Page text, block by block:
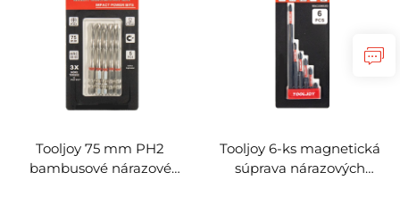
oceľ S2 pre montáž
suchých stien
Tooljoy 75 mm PH2
bambusové nárazové
Tooljoy 6-ks magnetická
súprava nárazových